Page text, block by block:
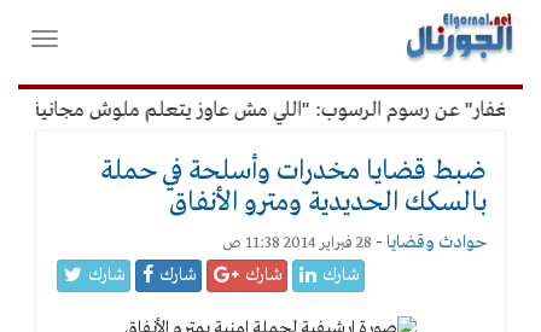
القائمة
الرئيسية
فتح
عن رسوم الرسوب: "اللي مش عاوز يتعلم ملوش مجانية"
ضبط قضايا مخدرات وأسلحة في حملة
بالسكك الحديدية ومترو الأنفاق
حوادث وقضايا - 28 فبراير 2014 11:38 ص
شارك شارك شارك شارك